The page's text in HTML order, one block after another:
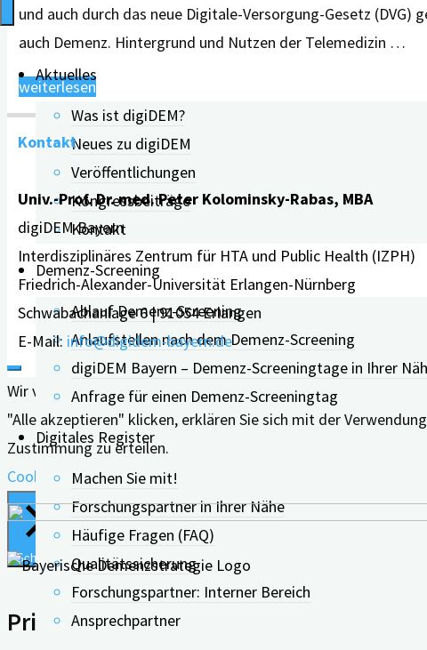
Aktuelles
Was ist digiDEM?
Neues zu digiDEM
Veröffentlichungen
Kongressbeiträge
Kontakt
Demenz-Screening
Ablauf Demenz-Screening
Anlaufstellen nach dem Demenz-Screening
digiDEM Bayern – Demenz-Screeningtage in Ihrer
Anfrage für einen Demenz-Screeningtag
Digitales Register
Machen Sie mit!
Forschungspartner in Ihrer Nähe
Häufige Fragen (FAQ)
Qualitätssicherung
Forschungspartner: Interner Bereich
Ansprechpartner
und auch durch das neue Digitale-Versorgung-Gesetz
auch Demenz. Hintergrund und Nutzen der Telemedizin …
weiterlesen"Demenz-
Diagnose
per
Videosprechstunde?"
Kontakt
Univ.-Prof. Dr. med. Peter Kolominsky-Rabas, MBA
digiDEM Bayern
Interdisziplinäres Zentrum für HTA und Public Health (IZPH)
Friedrich-Alexander-Universität Erlangen-Nürnberg
Schwabachanlage 6 | 91054 Erlangen
E-Mail: info@digidem-bayern.de
Wir verwenden Cookies auf unserer Website, um Ihnen die
"Alle akzeptieren" klicken, erklären Sie sich mit der
Zustimmung zu erteilen.
Cookie Einstellungen Alle Akzeptieren
Schließen
Privacy Overview